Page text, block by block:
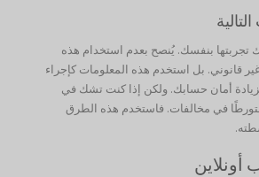
تجربتها بنفسك. يُنصح بعدم استخدام هذه
قانوني. بل استخدم هذه المعلومات كإجراء
أمان حسابك. ولكن إذا كنت تشك في
في مخالفات. فاستخدم هذه الطرق